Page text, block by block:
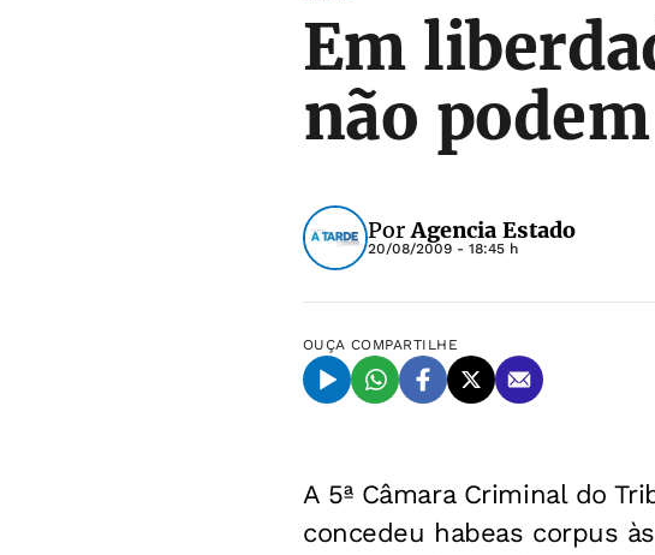
Em
não
PorAgencia Estado
20/08/2009 - 18:45 h
OUÇA COMPARTILHE
A 5ª Câmara Criminal do
concedeu habeas corpus